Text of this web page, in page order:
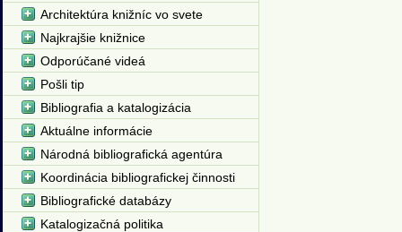
Architektúra knižníc vo svete
Najkrajšie knižnice
Odporúčané videá
Pošli tip
Bibliografia a katalogizácia
Aktuálne informácie
Národná bibliografická agentúra
Koordinácia bibliografickej činnosti
Bibliografické databázy
Katalogizačná politika